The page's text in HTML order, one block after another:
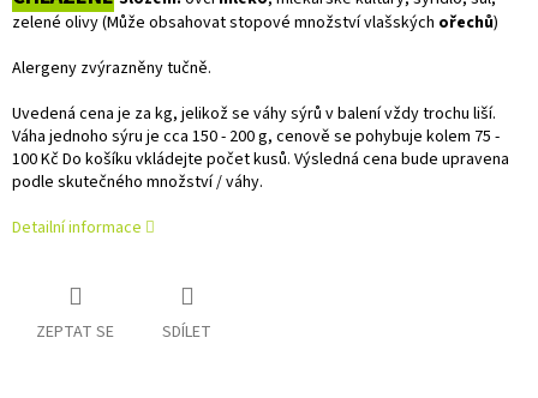
zelené olivy (Může obsahovat stopové množství vlašských ořechů)
Alergeny zvýrazněny tučně.
Uvedená cena je za kg, jelikož se váhy sýrů v balení vždy trochu liší.
Váha jednoho sýru je cca 150 - 200 g, cenově se pohybuje kolem 75 -
100 Kč Do košíku vkládejte počet kusů. Výsledná cena bude upravena
podle skutečného množství / váhy.
Detailní informace
ZEPTAT SE SDÍLET